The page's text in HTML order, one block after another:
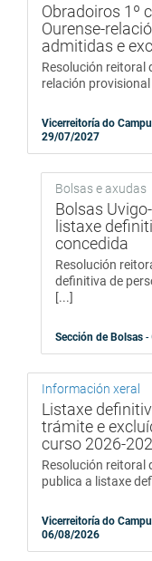
Obradoiros 1º
Ourense-
admitidas e
Resolución reitoral
relación
Vicerreitoría do
29/07/2027
Bolsas e axudas
Bolsas
listaxe
concedida
Resolución
definitiva de
[...]
Sección de Bolsas -
Información xeral
Listaxe
trámite e
curso 2026-
Resolución reitoral
publica a listaxe
Vicerreitoría do
06/08/2026